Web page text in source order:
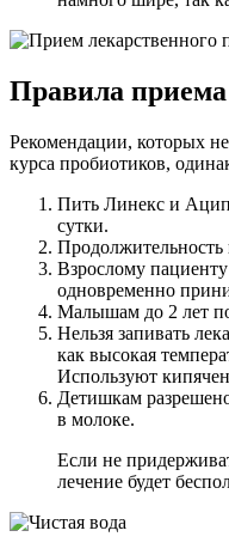
Правила приема
Рекомендации, которых
курса пробиотиков,
Пить Линекс и
сутки.
Продолжительность
Взрослому
одновременно
Малышам до 2 лет
Нельзя запивать
как высокая
Используют
Детишкам
в молоке.
Если не
лечение будет